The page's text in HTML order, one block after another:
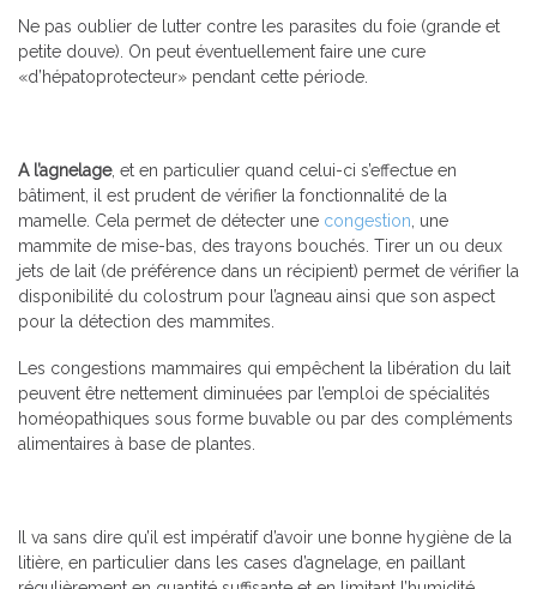
Ne pas oublier de lutter contre les parasites du foie (grande et
petite douve). On peut éventuellement faire une cure
«d’hépatoprotecteur» pendant cette période.
A l’agnelage, et en particulier quand celui-ci s’effectue en
bâtiment, il est prudent de vérifier la fonctionnalité de la
mamelle. Cela permet de détecter une congestion, une
mammite de mise-bas, des trayons bouchés. Tirer un ou deux
jets de lait (de préférence dans un récipient) permet de vérifier la
disponibilité du colostrum pour l’agneau ainsi que son aspect
pour la détection des mammites.
Les congestions mammaires qui empêchent la libération du lait
peuvent être nettement diminuées par l’emploi de spécialités
homéopathiques sous forme buvable ou par des compléments
alimentaires à base de plantes.
Il va sans dire qu’il est impératif d’avoir une bonne hygiène de la
litière, en particulier dans les cases d’agnelage, en paillant